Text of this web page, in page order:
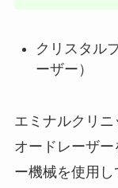
クリスタル
ーザー）
エミナルクリ
オードレーザ
ー機械を使用し